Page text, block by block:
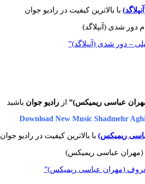
با بالاترین کیفیت در رادیو جوان
– دور شدی (آنپلاگد)”
عباسی ریمیکس)” ازرادیو جوان باشید
Download New Music Shadmehr
ریمیکس) با بالاترین کیفیت در رادیو جوان
(مهران عباسی ریمیکس)”